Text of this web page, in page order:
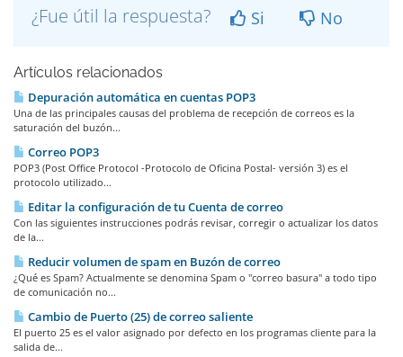
¿Fue útil la respuesta? Si No
Artículos relacionados
Depuración automática en cuentas POP3
Una de las principales causas del problema de recepción de correos es la
saturación del buzón...
Correo POP3
POP3 (Post Office Protocol -Protocolo de Oficina Postal- versión 3) es el
protocolo utilizado...
Editar la configuración de tu Cuenta de correo
Con las siguientes instrucciones podrás revisar, corregir o actualizar los datos
de la...
Reducir volumen de spam en Buzón de correo
¿Qué es Spam? Actualmente se denomina Spam o "correo basura" a todo tipo
de comunicación no...
Cambio de Puerto (25) de correo saliente
El puerto 25 es el valor asignado por defecto en los programas cliente para la
salida de...